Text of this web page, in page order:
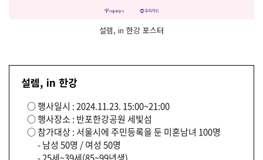
설렘, in 한강 포스터
설렘, in 한강
○ 행사일시 : 2024.11.23. 15:00~21:00
○ 행사장소 : 반포한강공원 세빛섬
○ 참가대상 : 서울시에 주민등록을 둔 미혼남녀 100명
- 남성 50명 / 여성 50명